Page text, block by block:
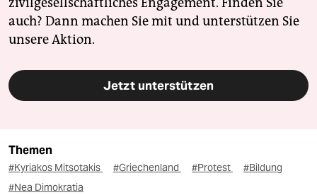
auch? Dann machen Sie mit und unterstützen Sie
unsere Aktion.
Jetzt unterstützen
Themen
#Kyriakos Mitsotakis #Griechenland #Protest
#Bildung
#Nea Dimokratia